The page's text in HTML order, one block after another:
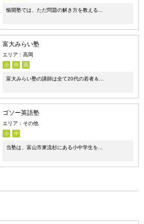
愉開塾では、ただ問題の解き方を教える...
富大みらい塾
エリア：高岡
小
中 高
富大みらい塾の講師は全て20代の若者＆...
ゴソー英語塾
エリア：その他
小
中
当塾は、富山市東流杉にある小中学生を...